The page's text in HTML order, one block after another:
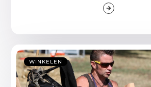
WINKELEN